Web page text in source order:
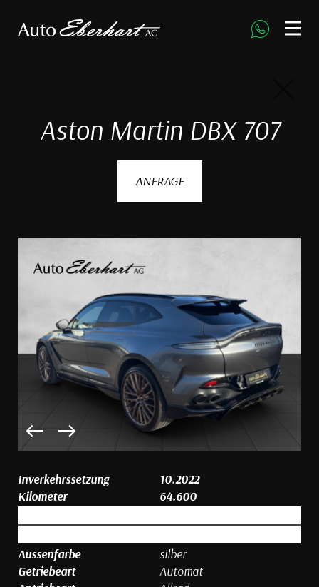
Aston Martin DBX 707
ANFRAGE
Inverkehrssetzung
10.2022
Kilometer
64.600
Aussenfarbe
silber
Getriebeart
Automat